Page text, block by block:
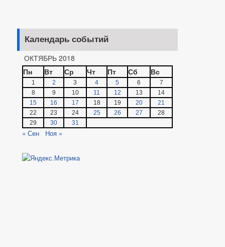
Календарь событий
ОКТЯБРЬ 2018
Пн
Вт Ср Чт Пт Сб Вс
1 2 3 4 5 6
7
8
9 10 11 12 13
14
15
16 17 18 19 20
21
22
23 24 25 26 27
28
29
30 31
« Сен Ноя »